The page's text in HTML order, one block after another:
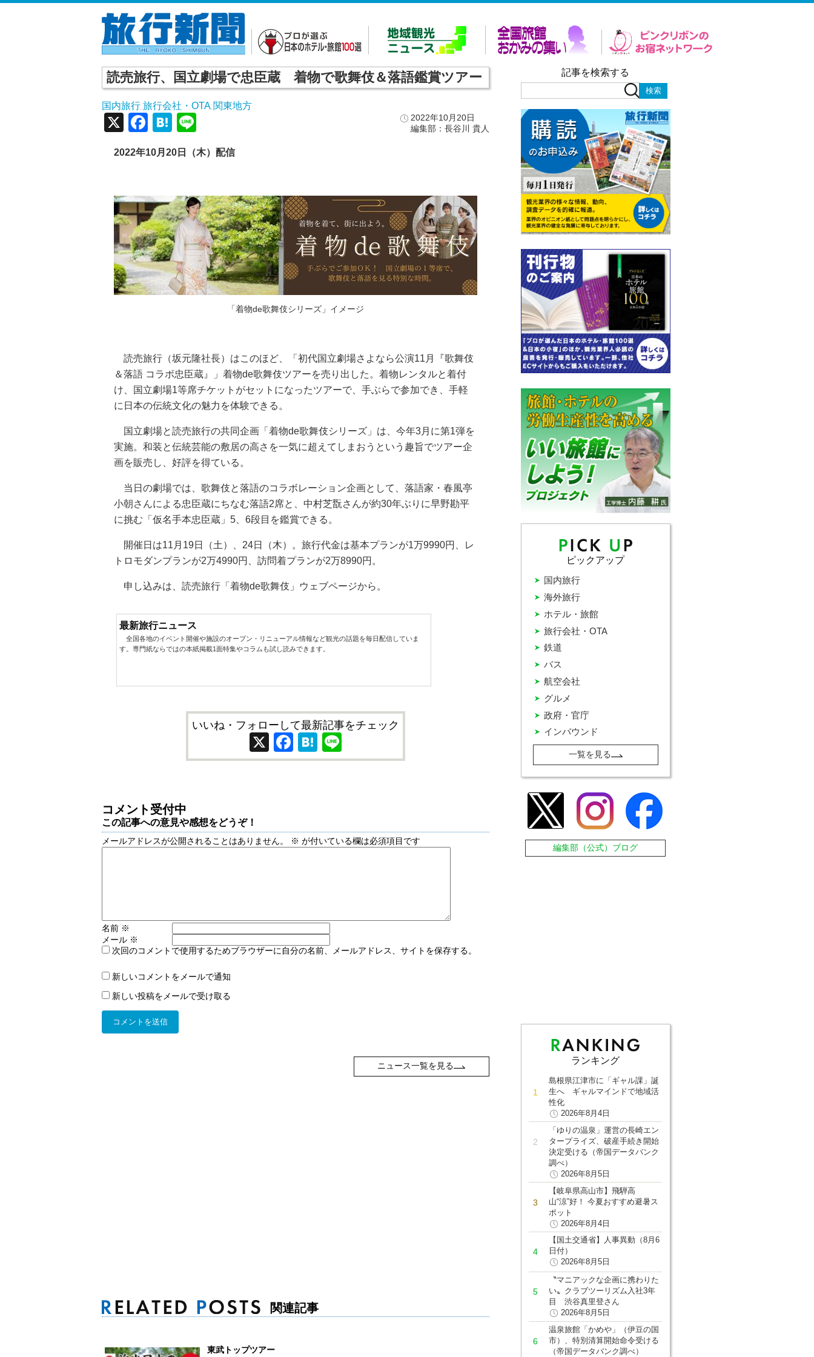
読売旅行、国立劇場で忠臣蔵 着物で歌舞伎＆落語鑑賞ツアー
国内旅行 旅行会社・OTA 関東地方
2022年10月20日
編集部：長谷川 貴人
X Facebook
Hatena
2022年10月20 日（木）配信
「着物de歌舞伎シリーズ」イメージ
読売旅行（坂元隆社長）はこのほど、「初代国立劇場さよなら公演11月『歌舞伎
＆落語 コラボ忠臣蔵』」着物de歌舞伎ツアーを売り出した。着物レンタルと着付
け、国立劇場1等席チケットがセットになったツアーで、手ぶらで参加でき、手軽
に日本の伝統文化の魅力を体験できる。
国立劇場と読売旅行の共同企画「着物de歌舞伎シリーズ」は、今年3月に第1弾を
実施。和装と伝統芸能の敷居の高さを一気に超えてしまおうという趣旨でツアー企
画を販売し、好評を得ている。
当日の劇場では、歌舞伎と落語のコラボレーション企画として、落語家・春風亭
小朝さんによる忠臣蔵にちなむ落語2席と、中村芝翫さんが約30年ぶりに早野勘平
に挑む「仮名手本忠臣蔵」5、6段目を鑑賞できる。
開催日は11月19日（土）、24日（木）。旅行代金は基本プランが1万9990円、レ
トロモダンプランが2万4990円、訪問着プランが2万8990円。
申し込みは、読売旅行「着物de歌舞伎」ウェブページから。
最新旅行ニュース
全国各地のイベント開催や施設のオープン・リニューアル情報など観光の話題を毎日配信していま
す。専門紙ならではの本紙掲載1面特集やコラムも試し読みできます。
いいね・フォローして最新記事をチェック
X Facebook
Hatena
コメント受付中
この記事への意見や感想をどうぞ！
メールアドレスが公開されることはありません。 ※ が付いている欄は必須項目です
名前 ※
メール ※
次回のコメントで使用するためブラウザーに自分の名前、メールアドレス、サイトを保存する。
新しいコメントをメールで通知
新しい投稿をメールで受け取る
ニュース一覧を見る
関連記事
東武トップツアー
記事を検索する
ピックアップ
インバウンド
グルメ
バス
ホテル・旅館
国内旅行
政府・官庁
旅行会社・OTA
海外旅行
航空会社
鉄道
一覧を見る
編集部（公式）ブログ
ランキング
島根県江津市に「ギャル課」誕
生へ ギャルマインドで地域活
性化
2026年8月4日
「ゆりの温泉」運営の長崎エン
タープライズ、破産手続き開始
決定受ける（帝国データバンク
調べ）
2026年8月5日
【岐阜県高山市】飛騨高
山“涼”好！ 今夏おすすめ避暑ス
ポット
2026年8月4日
【国土交通省】人事異動（8月6
日付）
2026年8月5日
〝マニアックな企画に携わりた
い〟クラブツーリズム入社3年
目 渋谷真里登さん
2026年8月5日
温泉旅館「かめや」（伊豆の国
市）、特別清算開始命令受ける
（帝国データバンク調べ）